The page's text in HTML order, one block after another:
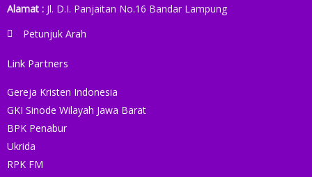
Alamat : Jl. D.I. Panjaitan No.16 Bandar Lampung
Petunjuk Arah
Link Partners
Gereja Kristen Indonesia
GKI Sinode Wilayah Jawa Barat
BPK Penabur
Ukrida
RPK FM